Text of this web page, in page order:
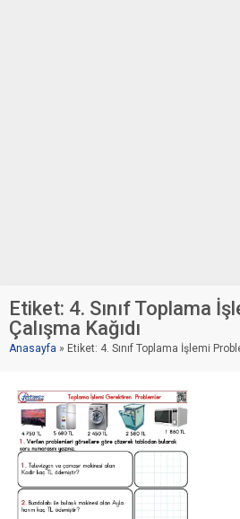
Etiket: 4. Sınıf Toplama
Çalışma Kağıdı
Anasayfa » Etiket: 4. Sınıf Toplama İşlemi